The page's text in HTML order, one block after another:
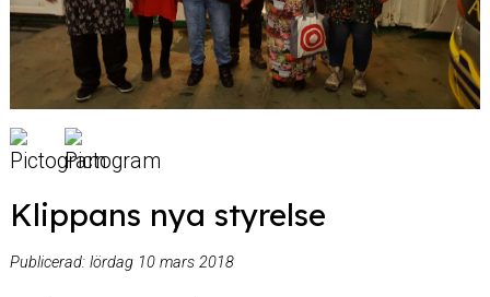
Klippans nya styrelse
Publicerad: lördag 10 mars 2018